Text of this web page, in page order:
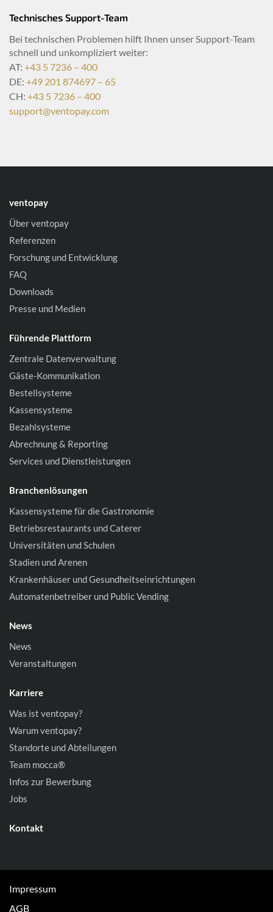
Technisches Support-Team
Bei technischen Problemen hilft Ihnen unser Support-Team
schnell und unkompliziert weiter:
AT: +43 5 7236 – 400
DE: +49 201 874697 – 65
CH: +43 5 7236 – 400
support@ventopay.com
ventopay
Über ventopay
Referenzen
Forschung und Entwicklung
FAQ
Downloads
Presse und Medien
Führende Plattform
Zentrale Datenverwaltung
Gäste-Kommunikation
Bestellsysteme
Kassensysteme
Bezahlsysteme
Abrechnung & Reporting
Services und Dienstleistungen
Branchenlösungen
Kassensysteme für die Gastronomie
Betriebsrestaurants und Caterer
Universitäten und Schulen
Stadien und Arenen
Krankenhäuser und Gesundheitseinrichtungen
Automatenbetreiber und Public Vending
News
News
Veranstaltungen
Karriere
Was ist ventopay?
Warum ventopay?
Standorte und Abteilungen
Team mocca®
Infos zur Bewerbung
Jobs
Kontakt
Impressum
AGB